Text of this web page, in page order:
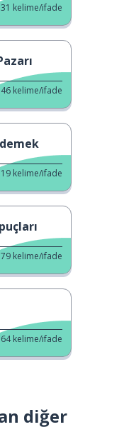
31 kelime/ifade
46 kelime/ifade
19 kelime/ifade
79 kelime/ifade
64 kelime/ifade
diğer